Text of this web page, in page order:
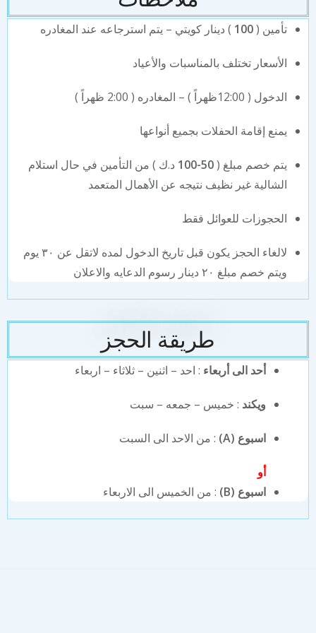
تأمين (100) دينار كويتي – يتم استرجاعه عند المغادره
الأسعار تختلف بالمناسبات والأعياد
الدخول ( 12:00ظهراً ) – المغادره ( 2:00 ظهراً )
يمنع إقامة الحفلات بجميع أنواعها
يتم خصم مبلغ (50-100
د.ك ) من التأمين في حال استلام
الشالية غير نظيف نتيجه عن الأهمال المتعمد
الحجوزات للعوائل فقط
لالغاء الحجز يكون قبل تاريخ الدخول لمده لاتقل عن ٣٠ يوم
ويتم خصم مبلغ ٢٠ دينار رسوم الدعايه والاعلان
طريقة الحجز
أحد الى أربعاء: احد – اثنين – ثلاثاء – اربعاء
ويكند: خميس – جمعه – سبت
اسبوع (A) : من الاحد الى السبت
اسبوع (B)
: من الخميس الى الاربعاء